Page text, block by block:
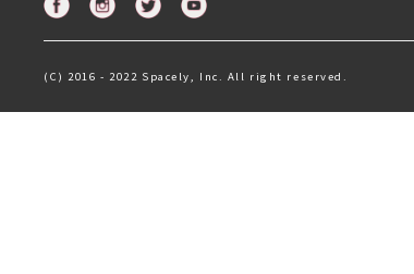
(C) 2016 - 2022 Spacely, Inc. All right reserved.